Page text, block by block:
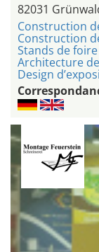
82031
Construction
Construction
Stands de foire
Architecture
Design